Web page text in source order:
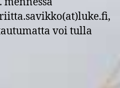
voi tulla